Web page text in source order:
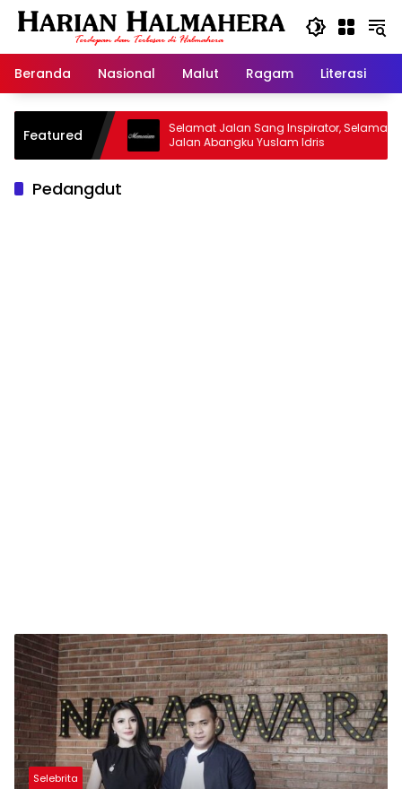
Langsung
Beranda
Nasional Malut Ragam Literasi
Featured
Warisan
Selamat Jalan Sang Inspirator, Selamat
Jalan Abangku Yuslam Idris
Pedangdut
Selebrita